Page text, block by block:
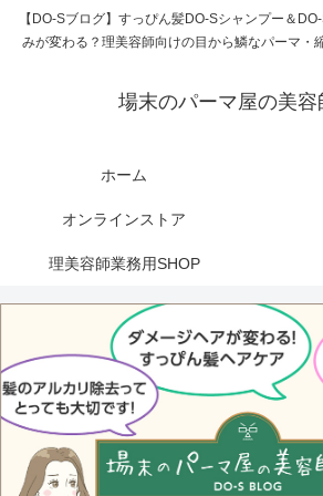
【DO-Sブログ】すっぴん髪DO-Sシャンプー＆
みが変わる？理美容師向けの目から鱗なパーマ・
場末のパーマ屋の美容
ホーム
オンラインストア
理美容師業務用SHOP